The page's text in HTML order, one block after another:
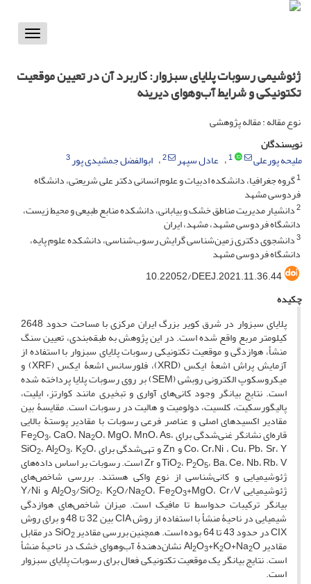
Toggle
ژئوشیمی رسوبات پلایای سبزوار: کاربرد آن در تعیین موقعیت
تکتونیکی و شرایط آب‌وهوای دیرینه
نوع مقاله : مقاله پژوهشی
نویسندگان
ملیحه پورعلی
1 عادل سپهر 2 ابوالفضل جمشیدی پور3
1گروه جغرافیا، دانشکده ادبیات و علوم انسانی دکتر علی شریعتی، دانشگاه
فردوسی مشهد
2دانشیار مدیریت مناطق خشک و بیابانی، دانشکده منابع طبیعی و محیط زیست،
دانشگاه فردوسی مشهد، مشهد، ایران
3دانشجوی دکتری زمین‌شناسی گرایش رسوب‌شناسی، دانشکده علوم پایه،
دانشگاه فردوسی مشهد
10.22052/DEEJ.2021.11.36.44
چکیده
پلاﯾﺎی ﺳﺒﺰوار در شرق ﮐﻮﯾﺮ ﺑﺰرگ اﯾﺮان ﻣﺮﮐﺰی ﺑﺎ ﻣﺴﺎﺣﺖ ﺣﺪود 2648
ﮐﯿﻠﻮﻣﺘﺮ ﻣﺮﺑﻊ واقع شده اﺳﺖ. در این پژوهش به طبقه‌بندی، تعیین سنگ
منشأ، هوازدگی و موقعیت تکتونیکی رسوبات پلایای سبزوار با استفاده از
آزمایش پراش اشعۀ ایکس (XRD)، فلورسانس اشعۀ ایکس (XRF) و
میکروسکوپ الکترونی روبشی (SEM) بر روی رسوبات پلایا پرداخته شده
است. نتایج بیانگر وجود کانی‌های آواری و تبخیری مانند کوارتز، ایلیت،
پالیگورسکیت، کلسیت، دولومیت و ‌هالیت در رسوبات است. مقایسۀ بین
مقادیر اکسید‌های اصلی و عناصر فرعی رسوبات با مقادیر پوستۀ بالایی
قاره‌ای نشانگر غنی‌شدگی برای Fe 2O3، CaO، Na2O، MgO، MnO، As،
Co، Cr،Ni ، Cu، Pb، Sr، Y و Zn و تهی‌شدگی برای SiO 2، Al2O3، K2O،
TiO2، P2O5 ، Ba، Ce، Nb، Rb، V و Zr است. رسوبات بر اساس داده‌های
ژئوشیمیایی و کانی‌شناسی از نوع واکی هستند. بررسی شاخص‌های
ژئوشیمیایی Al 2O3/SiO2، K2O/Na2O، Fe2O3 +MgO، Cr/V و Y/Ni
بیانگر ترکیبات حدواسط تا مافیک است. میزان شاخص‌های هوازدگی
شیمیایی در ناحیۀ منشأ با استفاده از روش CIA بین 32 تا 48 و برای روش
CIX در حدود 43 تا 64 بوده است. همچنین بررسی مقادیر SiO 2 در مقابل
مقادیر Al 2O3+K2O+Na2 O نشان‌دهندۀ آب‌وهوای خشک در ناحیۀ منشأ
است. نتایج بیانگر یک موقعیت تکتونیکی فعال برای رسوبات پلایای سبزوار
است.